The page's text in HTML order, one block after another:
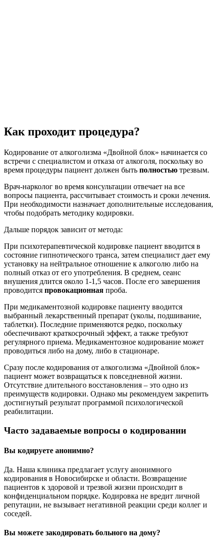
Как проходит процедура?
Кодирование от алкоголизма «Двойной блок» начинается со
встречи с специалистом и отказа от алкоголя, поскольку во
время процедуры пациент должен быть полностью трезвым.
Врач-нарколог во время консультации отвечает на все
вопросы пациента, рассчитывает стоимость и сроки лечения.
При необходимости назначает дополнительные исследования,
чтобы подобрать методику кодировки.
Дальше порядок зависит от метода:
При психотерапевтической кодировке пациент вводится в
состояние гипнотического транса, затем специалист дает ему
установку на нейтральное отношение к алкоголю либо на
полный отказ от его употребления. В среднем, сеанс
внушения длится около 1-1,5 часов. После его завершения
проводится провокационная проба.
При медикаментозной кодировке пациенту вводится
выбранный лекарственный препарат (уколы, подшивание,
таблетки). Последние применяются редко, поскольку
обеспечивают краткосрочный эффект, а также требуют
регулярного приема. Медикаментозное кодирование может
проводиться либо на дому, либо в стационаре.
Сразу после кодирования от алкоголизма «Двойной блок»
пациент может возвращаться к повседневной жизни.
Отсутствие длительного восстановления – это одно из
преимуществ кодировки. Однако мы рекомендуем закрепить
достигнутый результат программой психологической
реабилитации.
Часто задаваемые вопросы о кодировании
Вы кодируете анонимно?
Да. Наша клиника предлагает услугу анонимного
кодирования в Новосибирске и области. Возвращение
пациентов к здоровой и трезвой жизни происходит в
конфиденциальном порядке. Кодировка не вредит личной
репутации, не вызывает негативной реакции среди коллег и
соседей.
Вы можете закодировать больного на дому?